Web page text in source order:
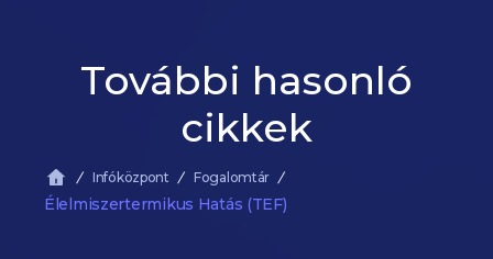
További hasonló
cikkek
Infóközpont Fogalomtár
Élelmiszertermikus Hatás (TEF)